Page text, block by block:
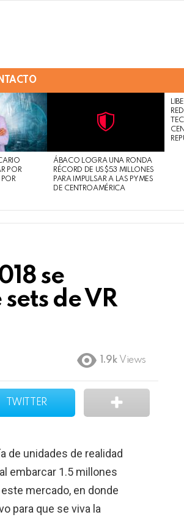
POR
POR
Safe
For
Work
view
this
post
ÁBACO LOGRA UNA RONDA
RÉCORD DE US$53 MILLONES
PARA IMPULSAR A LAS PYMES
DE CENTROAMÉRICA
se
de VR
1.9k Views
TWITTER
de unidades de realidad
embarcar 1.5 millones
mercado, en donde
para que se viva la